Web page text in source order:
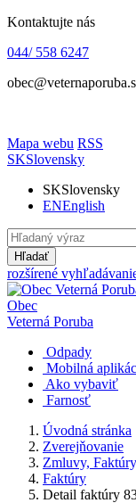
Kontaktujte nás
044/ 558 6247
Mapa webu RSS
SKSlovensky
SKSlovensky
ENEnglish
Hľadať
rozšírené
Obec
Veterná Poruba
Odpady
Mobilná
Ako vybaviť
Farnosť
Úvodná stránka
Zverejňovanie
Zmluvy,
Faktúry
Detail faktúry